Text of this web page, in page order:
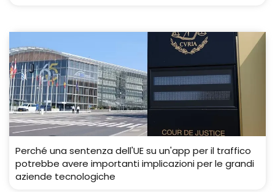
Perché una sentenza dell'UE su un'app per il traffico
potrebbe avere importanti implicazioni per le grandi
aziende tecnologiche